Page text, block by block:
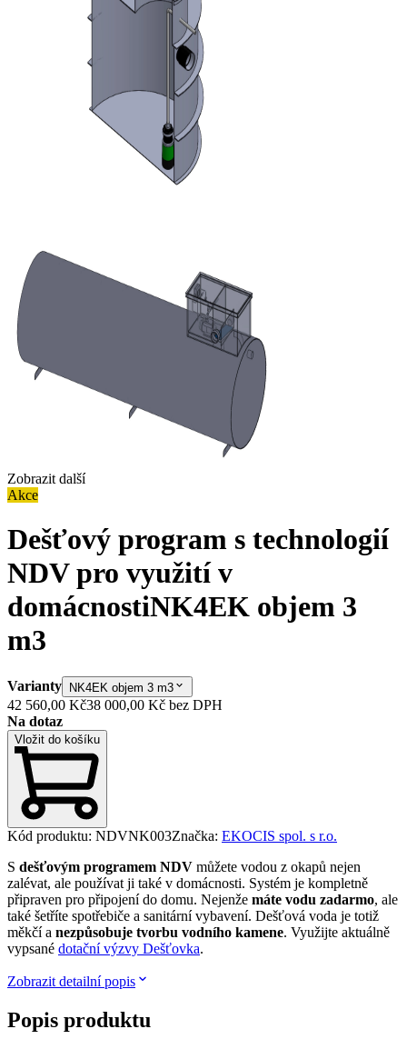
Zobrazit další
Akce
Dešťový program s technologií
NDV pro využití v
domácnostiNK4EK objem 3
m3
Varianty NK4EK objem 3 m3
42 560,00 Kč38 000,00 Kč bez DPH
Na dotaz
Vložit do košíku
Kód produktu: NDVNK003Značka: EKOCIS spol. s r.o.
S dešťovým programem NDV můžete vodou z okapů nejen
zalévat, ale používat ji také v domácnosti. Systém je kompletně
připraven pro připojení do domu. Nejenže máte vodu zadarmo, ale
také šetříte spotřebiče a sanitární vybavení. Dešťová voda je totiž
měkčí a nezpůsobuje tvorbu vodního kamene. Využijte aktuálně
vypsané dotační výzvy Dešťovka.
Zobrazit detailní popis
Popis produktu